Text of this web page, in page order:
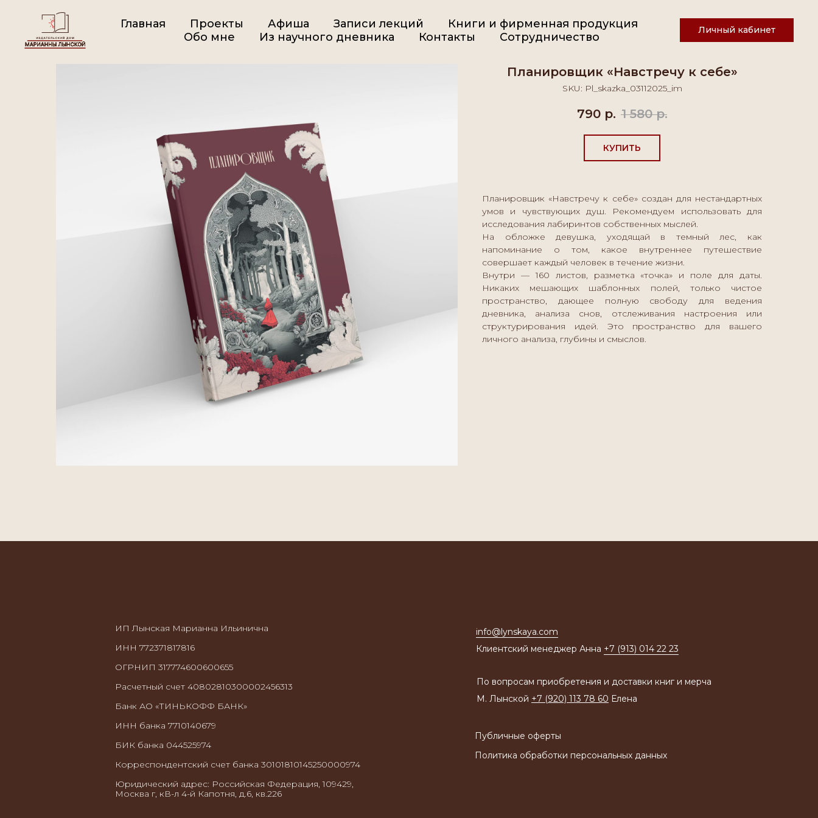
Главная Проекты Афиша Записи лекций
Книги и фирменная продукция
Обо мне
Из научного дневника Контакты Сотрудничество
Личный кабинет
Планировщик «Навстречу к себе»
SKU: Pl_skazka_03112025_im
790 р. 1 580 р.
КУПИТЬ
Планировщик «Навстречу к себе» создан для нестандартных
умов и чувствующих душ. Рекомендуем использовать для
исследования лабиринтов собственных мыслей.
На обложке девушка, уходящай в темный лес, как
напоминание о том, какое внутреннее путешествие
совершает каждый человек в течение жизни.
Внутри — 160 листов, разметка «точка» и поле для даты.
Никаких мешающих шаблонных полей, только чистое
пространство, дающее полную свободу для ведения
дневника, анализа снов, отслеживания настроения или
структурирования идей. Это пространство для вашего
личного анализа, глубины и смыслов.
ИП Лынская Марианна Ильинична
ИНН 772371817816
ОГРНИП 317774600600655
Расчетный счет 40802810300002456313
Банк АО «ТИНЬКОФФ БАНК»
ИНН банка 7710140679
БИК банка 044525974
Корреспондентский счет банка 30101810145250000974
Юридический адрес: Российская Федерация, 109429,
Москва г, кВ-л 4-й Капотня, д.6, кв.226
ИП Лынская Марианна Ильинична
ОГРНИП 317774600600655
Расчетный счет 40802810300002456313
info@lynskaya.com
Клиентский менеджер Анна +7 (913) 014 22 23
По вопросам приобретения и доставки книг и мерча
М. Лынской +7 (920) 113 78 60 Елена
Публичные оферты
Политика обработки персональных данных